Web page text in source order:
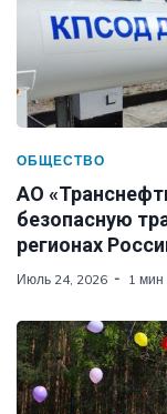
ОБЩЕСТВО
АО
безопасную
регионах
Июль 24, 2026 1 мин